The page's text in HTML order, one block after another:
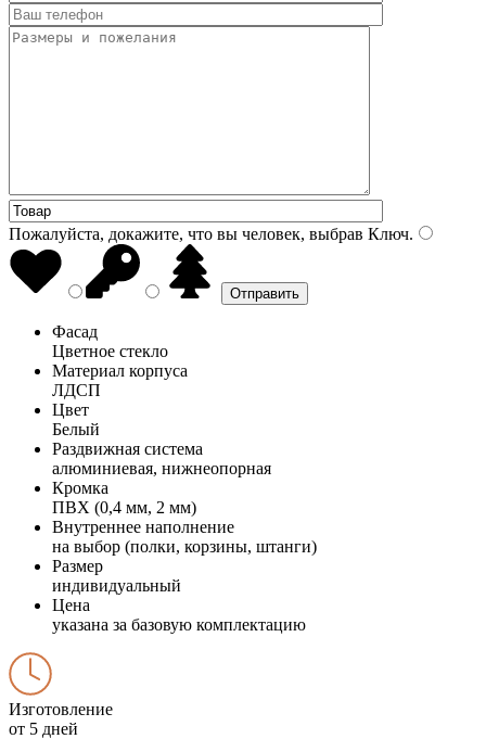
Пожалуйста, докажите, что вы человек, выбрав Ключ.
Фасад
Цветное стекло
Материал корпуса
ЛДСП
Цвет
Белый
Раздвижная система
алюминиевая, нижнеопорная
Кромка
ПВХ (0,4 мм, 2 мм)
Внутреннее наполнение
на выбор (полки, корзины, штанги)
Размер
индивидуальный
Цена
указана за базовую комплектацию
Изготовление
от 5 дней